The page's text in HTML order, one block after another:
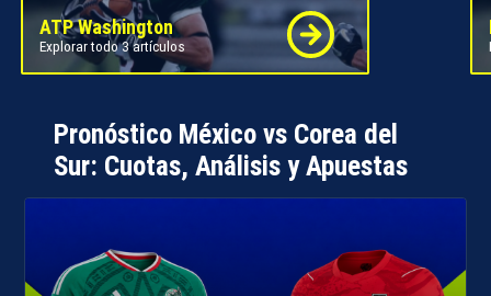
ATP Washington
Explorar todo 3 artículos
Pronóstico México vs Corea del
Sur: Cuotas, Análisis y Apuestas